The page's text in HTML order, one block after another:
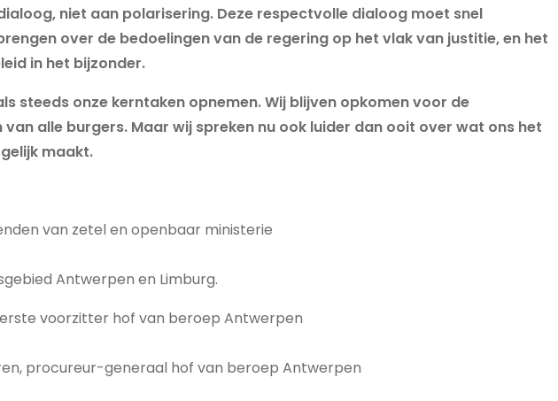
niet aan polarisering. Deze respectvolle dialoog moet snel
over de bedoelingen van de regering op het vlak van justitie, en het
in het bijzonder.
steeds onze kerntaken opnemen. Wij blijven opkomen voor de
alle burgers. Maar wij spreken nu ook luider dan ooit over wat ons het
maakt.
van zetel en openbaar ministerie
Antwerpen en Limburg.
voorzitter hof van beroep Antwerpen
procureur-generaal hof van beroep Antwerpen